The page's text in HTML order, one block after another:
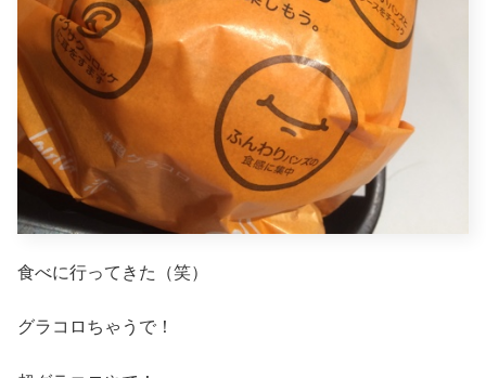
食べに行ってきた（笑）
グラコロちゃうで！